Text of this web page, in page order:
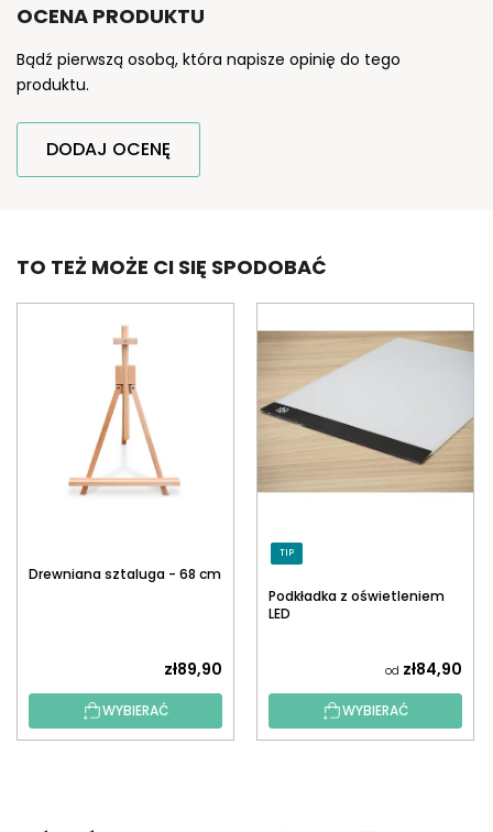
OCENA PRODUKTU
Bądź pierwszą osobą, która napisze opinię do tego
produktu.
DODAJ OCENĘ
TO TEŻ MOŻE CI SIĘ SPODOBAĆ
Drewniana sztaluga - 68 cm
zł89,90
WYBIERAĆ
TIP
Podkładka z oświetleniem
LED
od zł84,90
WYBIERAĆ